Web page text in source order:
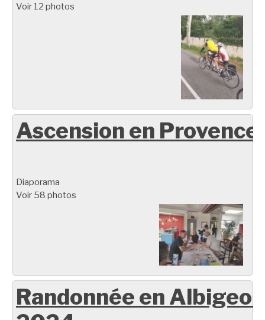
Voir 12 photos
Ascension en Provence
Diaporama
Voir 58 photos
Randonnée en